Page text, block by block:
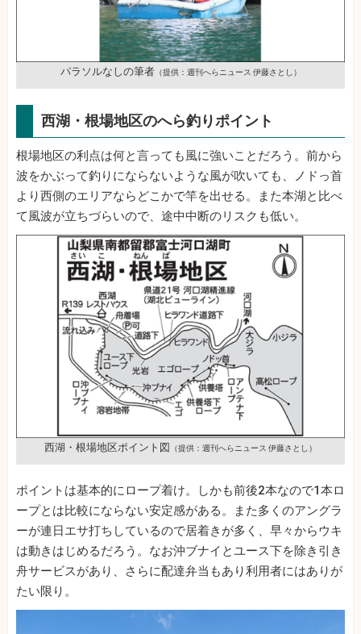
パラソルなしの筆者（提供：週刊へらニュース 伊藤さとし）
西湖・根場地区のへら釣りポイント
根場地区の利点は何と言っても風に強いことだろう。前から
波をかぶって釣りにならないような風が吹いても、ノドっ首
より西側のエリアならどこかで竿を出せる。また本湖と比べ
て風波が立ちづらいので、途中中断のリスクも低い。
西湖・根場地区ポイント図 （提供：週刊へらニュース 伊藤さとし）
ポイントは基本的にロープ着け。しかも前後2本なので1本ロ
ープとは比較にならない安定感がある。また多くのアングラ
ーが連日エサ打ちしているので居着きが多く、早々からウキ
は動きはじめるだろう。なお沖ブナイとユース下を除き引き
舟サービスがあり、さらに配達弁当もあり利用者にはありが
たい限り。